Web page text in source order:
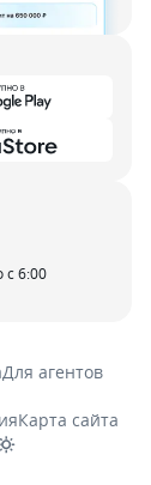
с 6:00
Для агентов
Карта сайта